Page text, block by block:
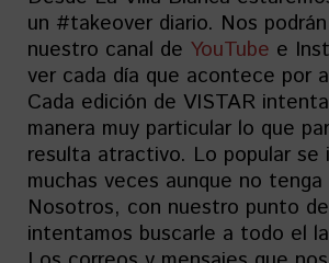
un #takeover diario. Nos
nuestro canal de YouTube e
ver cada día que acontece por
Cada edición de VISTAR
manera muy particular lo que
resulta atractivo. Lo popular se
muchas veces aunque no tenga
Nosotros, con nuestro punto
intentamos buscarle a todo el